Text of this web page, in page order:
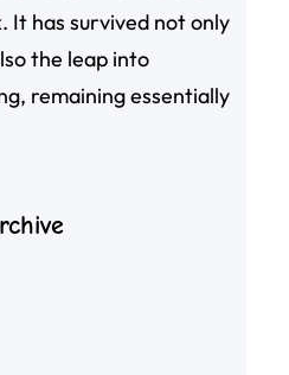
It has survived not only
the leap into
remaining essentially